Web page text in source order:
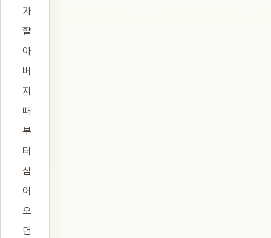
가
할
아
버
지
때
부
터
심
어
오
던